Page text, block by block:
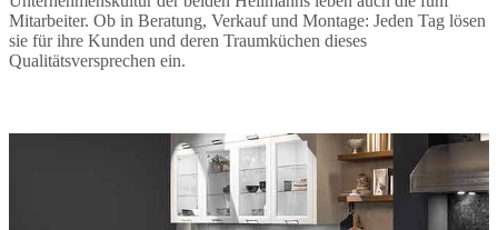
Mitarbeiter. Ob in Beratung, Verkauf und Montage: Jeden Tag lösen
sie für ihre Kunden und deren Traumküchen dieses
Qualitätsversprechen ein.